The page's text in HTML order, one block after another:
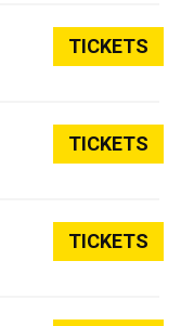
TICKETS
TICKETS
TICKETS